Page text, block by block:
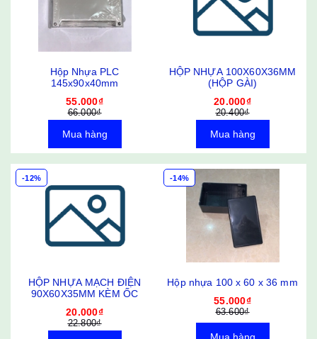
Hộp Nhựa PLC
145x90x40mm
55.000₫
66.000₫
Mua hàng
HỘP NHỰA 100X60X36MM
(HỘP GÀI)
20.000₫
20.400₫
Mua hàng
-12%
HỘP NHỰA MẠCH ĐIỆN
90X60X35MM KÈM ỐC
20.000₫
22.800₫
-14%
Hộp nhựa 100 x 60 x 36 mm
55.000₫
63.600₫